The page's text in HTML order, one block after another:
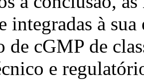
integradas à
de cGMP de
e